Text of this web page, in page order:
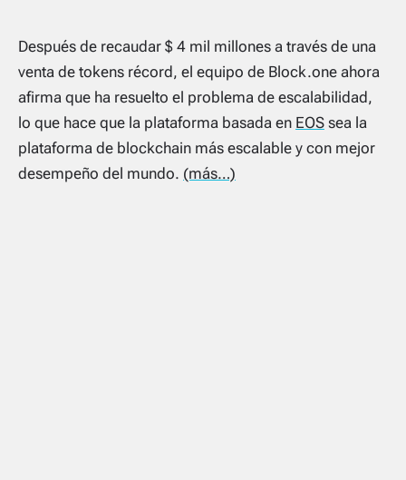
Después de recaudar $ 4 mil millones a través de una
venta de tokens récord, el equipo de Block.one ahora
afirma que ha resuelto el problema de escalabilidad,
lo que hace que la plataforma basada en EOS sea la
plataforma de blockchain más escalable y con mejor
desempeño del mundo. (más…)